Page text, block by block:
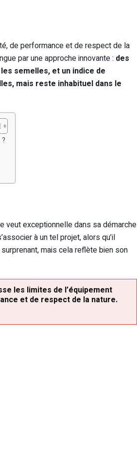
de performance et de respect de la
par une approche innovante : des
semelles, et un indice de
mais reste inhabituel dans le
veut exceptionnelle dans sa démarche
à un tel projet, alors qu’il
mais cela reflète bien son
les limites de l’équipement
et de respect de la nature.